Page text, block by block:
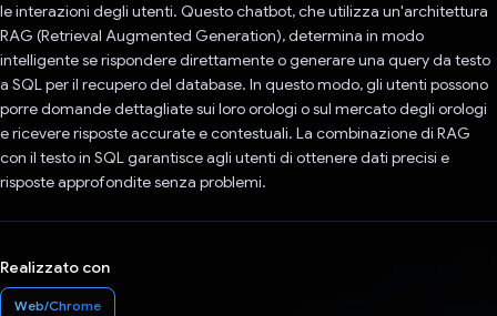
le interazioni degli utenti. Questo chatbot, che utilizza un'architettura
RAG (Retrieval Augmented Generation), determina in modo
intelligente se rispondere direttamente o generare una query da testo
a SQL per il recupero del database. In questo modo, gli utenti possono
porre domande dettagliate sui loro orologi o sul mercato degli orologi
e ricevere risposte accurate e contestuali. La combinazione di RAG
con il testo in SQL garantisce agli utenti di ottenere dati precisi e
risposte approfondite senza problemi.
Realizzato con
Web/Chrome